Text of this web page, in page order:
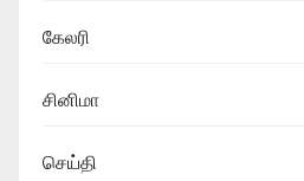
கேலரி
சினிமா
செய்தி